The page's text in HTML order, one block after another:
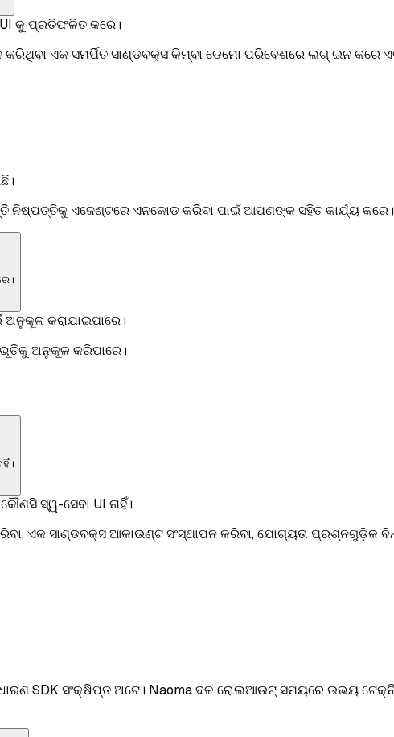
UI କୁ ପ୍ରତିଫଳିତ କରେ।
ଏକ ସମର୍ପିତ ସାଣ୍ଡବକ୍ସ କିମ୍ବା ଡେମୋ ପରିବେଶରେ ଲଗ୍ ଇନ କରେ
ନିଷ୍ପତ୍ତିକୁ ଏଜେଣ୍ଟରେ ଏନକୋଡ କରିବା ପାଇଁ ଆପଣଙ୍କ ସହିତ କାର୍ଯ୍ୟ କରେ।
କରାଯାଇପାରେ।
ଅନୁକୂଳ କରିପାରେ।
ସ୍ୱ-ସେବା UI ନାହିଁ।
ଏକ ସାଣ୍ଡବକ୍ସ ଆକାଉଣ୍ଟ ସଂସ୍ଥାପନ କରିବା, ଯୋଗ୍ୟତା ପ୍ରଶ୍ନଗୁଡ଼ିକ
SDK ସଂକ୍ଷିପ୍ତ ଅଟେ। Naoma ଦଳ ରୋଲଆଉଟ୍ ସମୟରେ ଉଭୟ